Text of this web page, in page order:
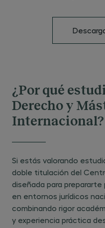
¿Por qué
Derecho y
Internacional?
Si estás valorando
doble titulación del
diseñada para
en entornos jurídicos
combinando rigor
y experiencia práctica